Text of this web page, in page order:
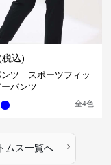
税込)
ンツ スポーツフィッ
ーパンツ
全4色
ムス一覧へ ›